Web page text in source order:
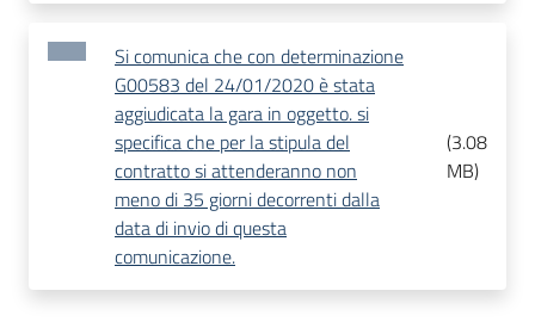
Si comunica che con determinazione
G00583 del 24/01/2020 è stata
aggiudicata la gara in oggetto. si
specifica che per la stipula del
contratto si attenderanno non
meno di 35 giorni decorrenti dalla
data di invio di questa
comunicazione.
(3.08
MB)